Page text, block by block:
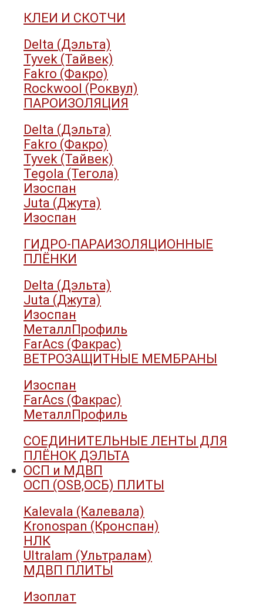
КЛЕИ И СКОТЧИ
Delta (Дэльта)
Tyvek (Тайвек)
Fakro (Факро)
Rockwool (Роквул)
ПАРОИЗОЛЯЦИЯ
Delta (Дэльта)
Fakro (Факро)
Tyvek (Тайвек)
Tegola (Тегола)
Изоспан
Juta (Джута)
Изоспан
ГИДРО-ПАРАИЗОЛЯЦИОННЫЕ
ПЛЁНКИ
Delta (Дэльта)
Juta (Джута)
Изоспан
МеталлПрофиль
FarAcs (Факрас)
ВЕТРОЗАЩИТНЫЕ МЕМБРАНЫ
Изоспан
FarAcs (Факрас)
МеталлПрофиль
СОЕДИНИТЕЛЬНЫЕ ЛЕНТЫ ДЛЯ
ПЛЁНОК ДЭЛЬТА
ОСП и МДВП
ОСП (OSB,ОСБ) ПЛИТЫ
Kalevala (Калевала)
Kronospan (Кронспан)
НЛК
Ultralam (Ультралам)
МДВП ПЛИТЫ
Изоплат